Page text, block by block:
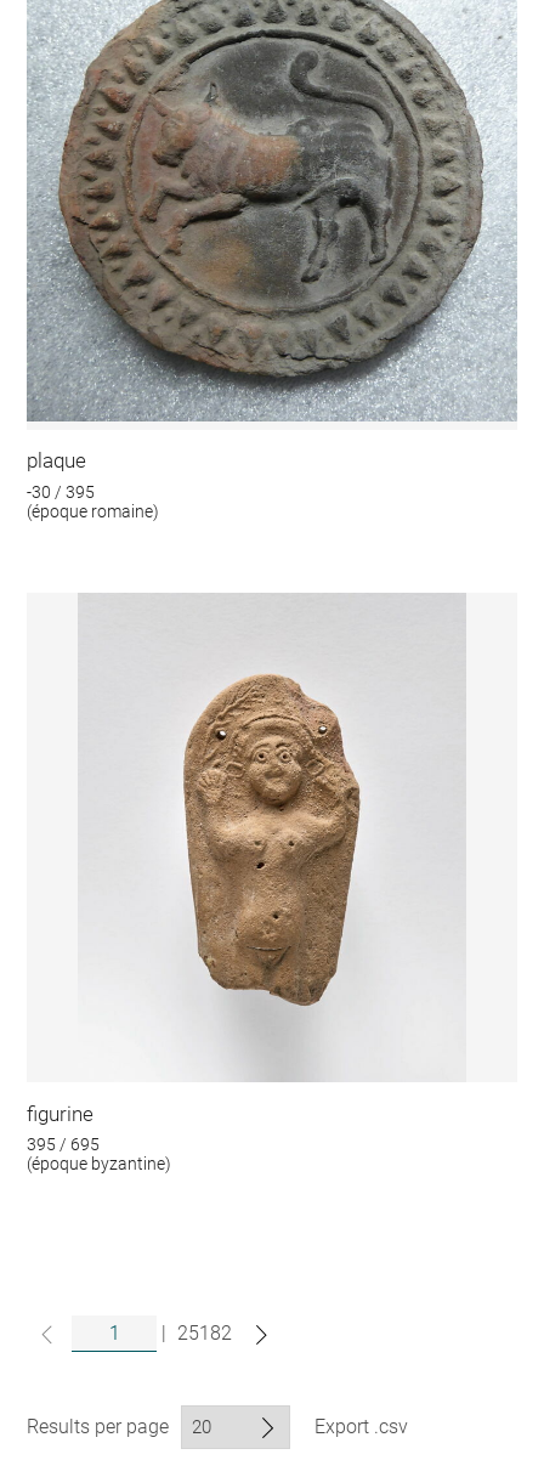
plaque
-30 / 395
(époque romaine)
figurine
395 / 695
(époque byzantine)
| 25182
Results per page Export .csv